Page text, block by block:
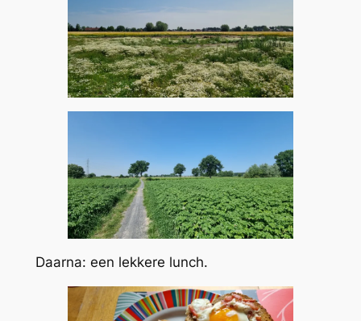
Daarna: een lekkere lunch.